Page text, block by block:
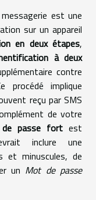
est une
sur un appareil
en deux étapes,
à deux
contre
procédé implique
reçu par SMS
de votre
passe fort est
inclure une
et minuscules, de
un Mot de passe